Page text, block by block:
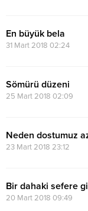
En büyük bela
31 Mart 2018 02:24
Sömürü düzeni
25 Mart 2018 02:09
Neden dostumuz
23 Mart 2018 23:12
Bir dahaki sefere
20 Mart 2018 09:49